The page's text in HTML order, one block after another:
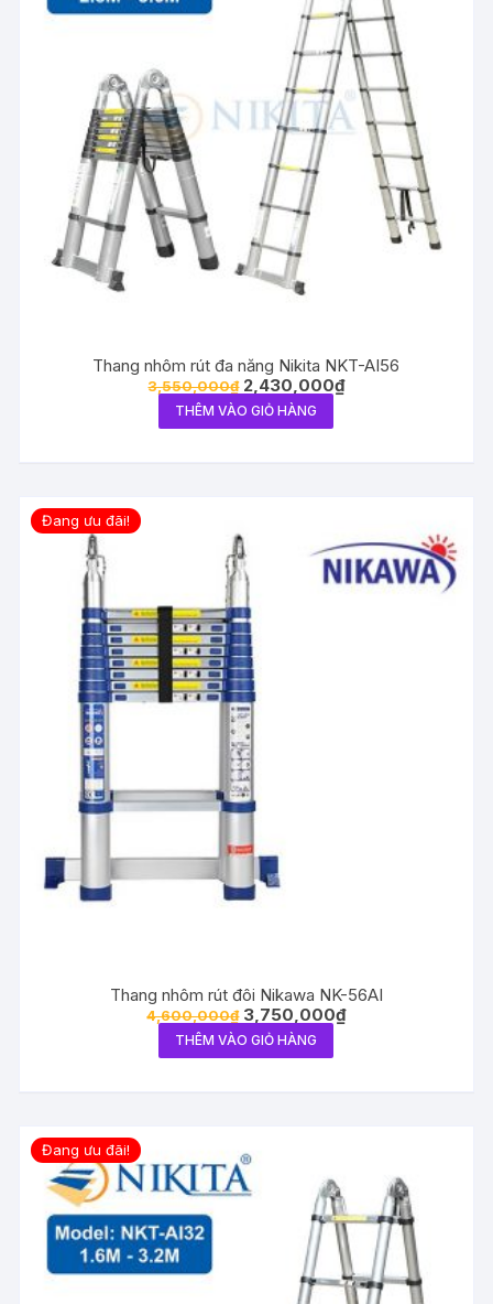
Thang nhôm rút đa năng Nikita NKT-AI56
3,550,000₫ 2,430,000₫
THÊM VÀO GIỎ HÀNG
Đang ưu đãi!
Thang nhôm rút đôi Nikawa NK-56AI
4,600,000₫ 3,750,000₫
THÊM VÀO GIỎ HÀNG
Đang ưu đãi!